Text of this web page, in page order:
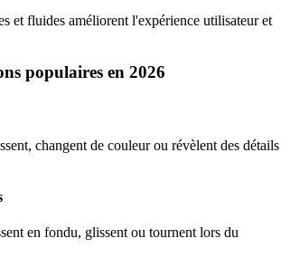
et fluides améliorent l'expérience utilisateur et
populaires en 2026
changent de couleur ou révèlent des détails
en fondu, glissent ou tournent lors du